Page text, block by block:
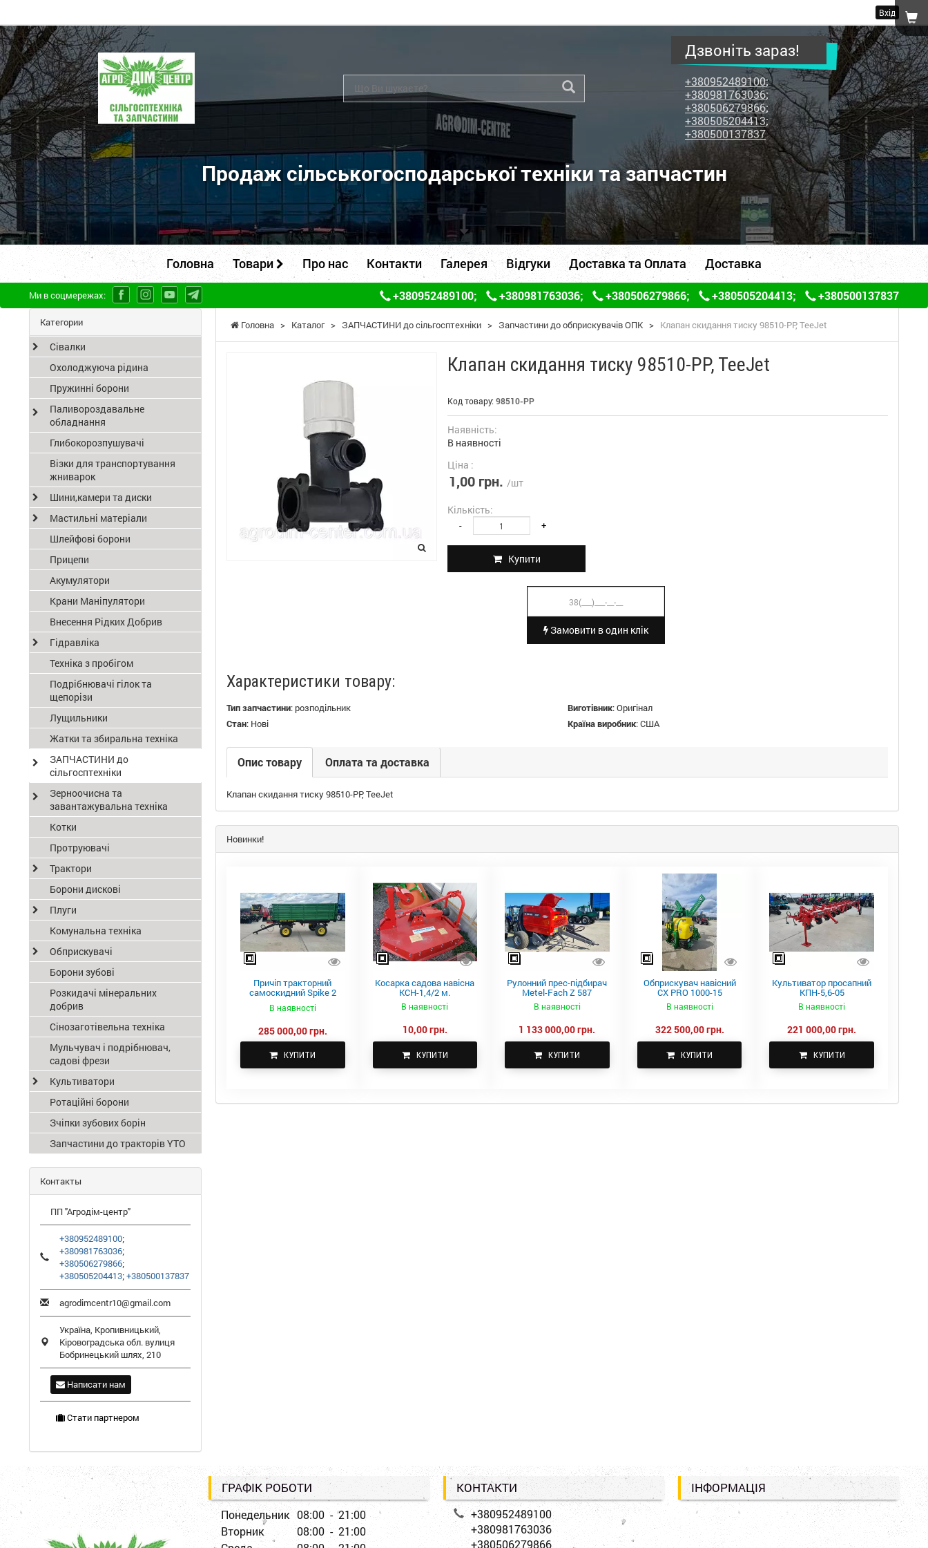
Вхід
ПП
"Агродім-
центр"
-
продаж
сільськогосподарської
техніки
та
запчастин
Дзвоніть зараз!
+380952489100;
+380981763036;
+380506279866;
+380505204413;
+380500137837
Продаж сільськогосподарської техніки та запчастин
Головна Товари Про нас Контакти Галерея Відгуки Доставка та Оплата Доставка
Ми в соцмережах: +380952489100; +380981763036; +380506279866; +380505204413; +380500137837
Головна > Каталог > ЗАПЧАСТИНИ до сільгосптехніки > Запчастини до обприскувачів ОПК > Клапан скидання тиску 98510-PP, TeeJet
Клапан скидання тиску 98510-PP, TeeJet
Код товару: 98510-PP
Наявність:
В наявності
Ціна :
1,00 грн. /шт
Кількість:
- +
Купити
Замовити в один клік
Характеристики товару:
Тип запчастини: розподільник Виготівник:Оригінал
Стан: Нові Країна виробник:США
Опис товару Оплата та доставка
Клапан скидання тиску 98510-PP, TeeJet
Новинки!
Причіп тракторний
самоскидний Spike 2
В наявності
285 000,00 грн.
КУПИТИ
Косарка садова навісна
КСН-1,4/2 м.
В наявності
10,00 грн.
КУПИТИ
Рулонний прес-підбирач
Metel-Fach Z 587
В наявності
1 133 000,00 грн.
КУПИТИ
Обприскувач навісний
CX PRO 1000-15
В наявності
322 500,00 грн.
КУПИТИ
Культиватор просапний
КПН-5,6-05
В наявності
221 000,00 грн.
КУПИТИ
Категории
Сівалки
Охолоджуюча рідина
Пружинні борони
Паливороздавальне
обладнання
Глибокорозпушувачі
Візки для транспортування
жниварок
Шини,камери та диски
Мастильні матеріали
Шлейфові борони
Прицепи
Акумулятори
Крани Маніпулятори
Внесення Рідких Добрив
Гідравліка
Техніка з пробігом
Подрібнювачі гілок та
щепорізи
Лущильники
Жатки та збиральна техніка
ЗАПЧАСТИНИ до
сільгосптехніки
Зерноочисна та
завантажувальна техніка
Котки
Протруювачі
Трактори
Борони дискові
Плуги
Комунальна техніка
Обприскувачі
Борони зубові
Розкидачі мінеральних
добрив
Сінозаготівельна техніка
Мульчувач і подрібнювач,
садові фрези
Культиватори
Ротаційні борони
Зчіпки зубових борін
Запчастини до тракторів YTO
Контакты
ПП "Агродім-центр"
+380952489100;
+380981763036;
+380506279866;
+380505204413;+380500137837
agrodimcentr10@gmail.com
Україна, Кропивницький,
Кіровоградська обл. вулиця
Бобринецький шлях, 210
Написати нам
Стати партнером
ГРАФІК РОБОТИ
Понедельник 08:00 - 21:00
Вторник
08:00 - 21:00
КОНТАКТИ
+380952489100
+380981763036
+380506279866
ІНФОРМАЦІЯ